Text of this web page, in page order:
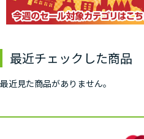
最近チェックした商品
最近見た商品がありません。